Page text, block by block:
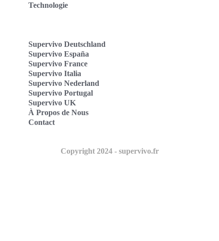
Technologie
Supervivo Deutschland
Supervivo España
Supervivo France
Supervivo Italia
Supervivo Nederland
Supervivo Portugal
Supervivo UK
À Propos de Nous
Contact
Copyright 2024 - supervivo.fr